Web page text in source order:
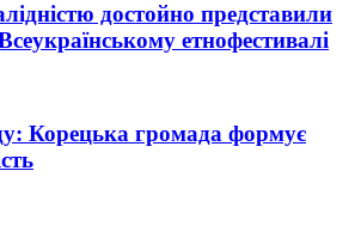
достойно представили
етнофестивалі
Корецька громада формує